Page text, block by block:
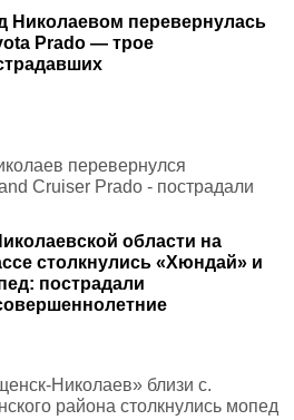
Николаевом перевернулась
Prado — трое
перевернулся
Cruiser Prado - пострадали
области на
столкнулись «Хюндай» и
пострадали
Николаев» близи с.
района столкнулись мопед